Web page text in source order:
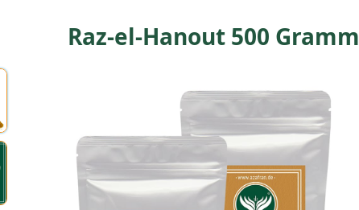
Raz-el-Hanout 500 Gramm